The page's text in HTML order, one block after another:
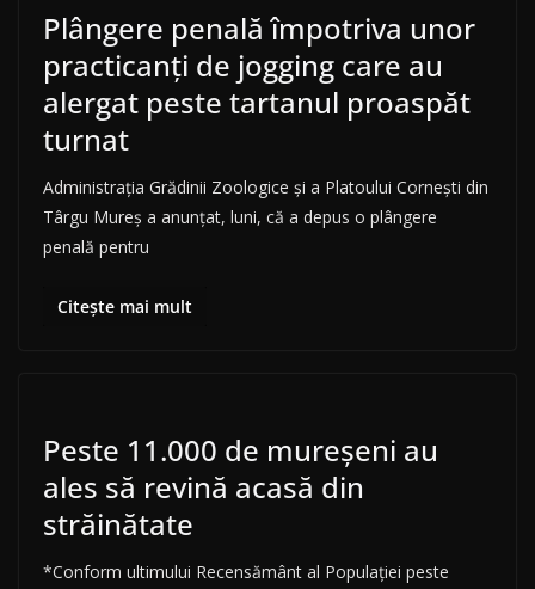
Plângere penală împotriva unor
practicanţi de jogging care au
alergat peste tartanul proaspăt
turnat
Administraţia Grădinii Zoologice şi a Platoului Corneşti din
Târgu Mureş a anunţat, luni, că a depus o plângere
penală pentru
Citește mai mult
Peste 11.000 de mureșeni au
ales să revină acasă din
străinătate
*Conform ultimului Recensământ al Populației peste